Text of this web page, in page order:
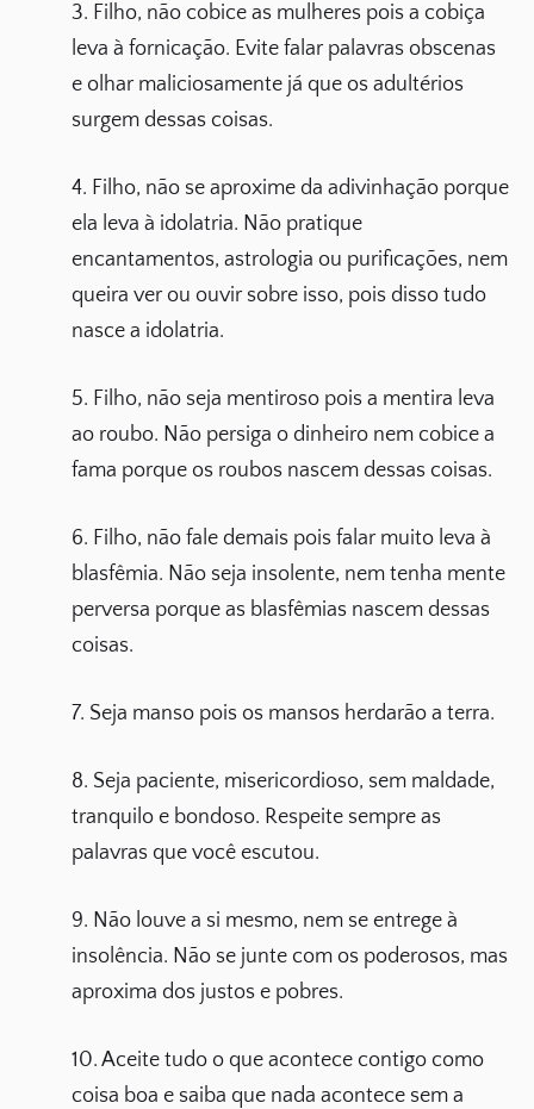
3. Filho, não cobice as mulheres pois a cobiça
leva à fornicação. Evite falar palavras obscenas
e olhar maliciosamente já que os adultérios
surgem dessas coisas.
4. Filho, não se aproxime da adivinhação porque
ela leva à idolatria. Não pratique
encantamentos, astrologia ou purificações, nem
queira ver ou ouvir sobre isso, pois disso tudo
nasce a idolatria.
5. Filho, não seja mentiroso pois a mentira leva
ao roubo. Não persiga o dinheiro nem cobice a
fama porque os roubos nascem dessas coisas.
6. Filho, não fale demais pois falar muito leva à
blasfêmia. Não seja insolente, nem tenha mente
perversa porque as blasfêmias nascem dessas
coisas.
7. Seja manso pois os mansos herdarão a terra.
8. Seja paciente, misericordioso, sem maldade,
tranquilo e bondoso. Respeite sempre as
palavras que você escutou.
9. Não louve a si mesmo, nem se entrege à
insolência. Não se junte com os poderosos, mas
aproxima dos justos e pobres.
10. Aceite tudo o que acontece contigo como
coisa boa e saiba que nada acontece sem a